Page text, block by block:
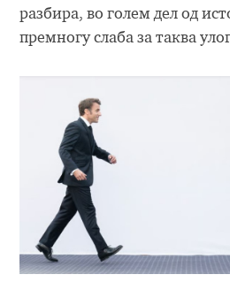
разбира, во голем дел од
премногу слаба за таква